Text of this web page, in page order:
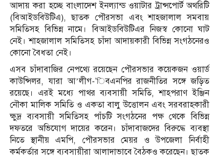
আদায় করা হচ্ছে বাংলাদেশ ইনল্যান্ড ওয়াটার ট্রান্সপোর্ট অথরিটি
(বিআইডবিউটিএ), ছাতক পৌরসভা এবং শাহজালাল সমবায়
সমিতিসহ বিভিন্ন নামে। বিআইডবিউটিএর নিজস্ব কোনো ঘাট
নেই। শাহজালাল সমিতিসহ চাঁদা আদায়কারী বিভিন্ন সংগঠনেরও
কোনো বৈধতা নেই।
এসব চাঁদাবাজির নেপথ্যে রয়েছেন পৌরসভার কয়েকজন ওয়ার্ড
কাউন্সিলর, যারা আ’লীগ-’িবএনপির রাজনীতির সঙ্গে জড়িত
রয়েছে। এরই মধ্যে পাথর ব্যবসায়ী সমিতি, শাহপরাণ ইঞ্জিন
নৌকা মালিক সমিতি ও একতা বালু উত্তোলন এবং সরবরাহকারী
ক্ষুদ্র ব্যবসায়ী সমিতিসহ পাঁচটি সংগঠনের পক্ষ থেকে বিভিন্ন
দফতরে অভিযোগ দায়ের করেন। চাঁদাবাজদের বিরুদ্ধে ব্যবস্থা
নিতে স্থানীয় এমপি, পৌরসভার মেয়র ও উপজেলা নির্বাহী
কর্মকর্তার সঙ্গে ব্যবসায়ীরা আলাদাভাবে বৈঠকও করেছেন। ছাতক